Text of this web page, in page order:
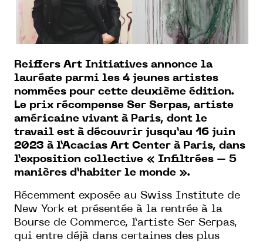
Reiffers Art Initiatives annonce la
lauréate parmi les 4 jeunes artistes
nommées pour cette deuxième édition.
Le prix récompense Ser Serpas, artiste
américaine vivant à Paris, dont le
travail est à découvrir jusqu’au 16 juin
2023 à l’Acacias Art Center à Paris, dans
l’exposition collective « Infiltrées – 5
manières d’habiter le monde ».
Récemment exposée au Swiss Institute de
New York et présentée à la rentrée à la
Bourse de Commerce, l’artiste Ser Serpas,
qui entre déjà dans certaines des plus